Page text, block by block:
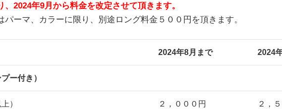
、2024年9月から料金を改定させて頂きます。
ーマ、カラーに限り、別途ロング料金５００円を頂きます。
2024年8月まで 2024
ー付き）
） ２，０００円 ２，